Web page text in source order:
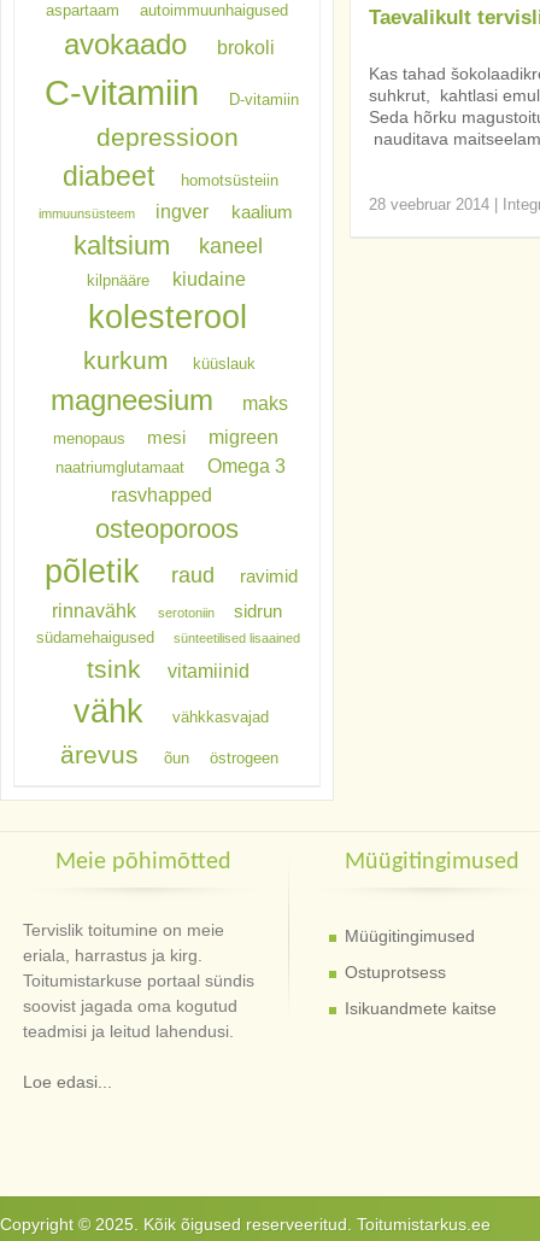
Taevalikult
Kas tahad
suhkrut, kahtlasi
Seda hõrku
nauditava
28 veebruar 2014
aspartaam autoimmuunhaigused
avokaado brokoli
C-vitamiin D-vitamiin
depressioon
diabeet homotsüsteiin
immuunsüsteem ingver kaalium
kaltsium kaneel
kilpnääre kiudaine
kolesterool
kurkum küüslauk
magneesium maks
menopaus mesi migreen
naatriumglutamaat
Omega 3
rasvhapped
osteoporoos
põletik raud ravimid
rinnavähk serotoniin sidrun
südamehaigused sünteetilised lisaained
tsink vitamiinid
vähk vähkkasvajad
ärevus õun östrogeen
Meie põhimõtted
Tervislik toitumine on meie
eriala, harrastus ja kirg.
Toitumistarkuse portaal sündis
soovist jagada oma kogutud
teadmisi ja leitud lahendusi.
Loe edasi...
Müügitingimused
Müügitingimused
Ostuprotsess
Isikuandmete kaitse
Copyright © 2025. Kõik õigused reserveeritud. Toitumistarkus.ee